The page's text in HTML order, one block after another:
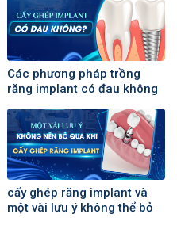
Các phương pháp trồng
răng implant có đau không
cấy ghép răng implant và
một vài lưu ý không thể bỏ